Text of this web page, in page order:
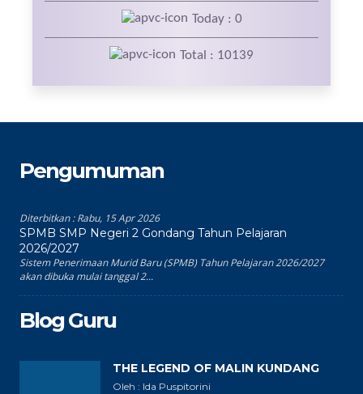
Today : 0
Total : 10139
Pengumuman
Diterbitkan :Rabu, 15 Apr 2026
SPMB SMP Negeri 2 Gondang Tahun Pelajaran
2026/2027
Sistem Penerimaan Murid Baru (SPMB) Tahun Pelajaran 2026/2027
akan dibuka mulai tanggal 2...
Blog Guru
THE LEGEND OF MALIN KUNDANG
Oleh : Ida Puspitorini